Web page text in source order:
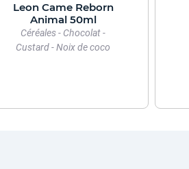
Leon Came Reborn
Animal 50ml
Céréales - Chocolat -
Custard - Noix de coco